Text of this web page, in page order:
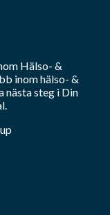
Hälso- &
inomhälso- &
nästa steg i Din